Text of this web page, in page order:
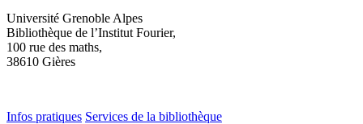
Université Grenoble Alpes
Bibliothèque de l’Institut Fourier,
100 rue des maths,
38610 Gières
Infos pratiques Services de la bibliothèque